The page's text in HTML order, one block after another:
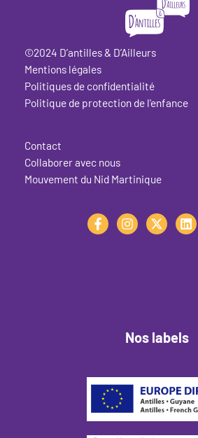
©2024 D’antilles & D’Ailleurs
Mentions légales
Politiques de confidentialité
Politique de protection de l'enfance
Contact
Collaborer avec nous
Mouvement du Nid Martinique
Nos labels